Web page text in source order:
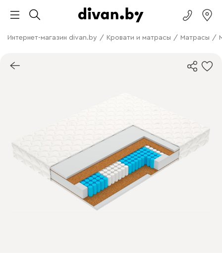
Интернет-магазин divan.by / Кровати и матрасы / Матрасы /